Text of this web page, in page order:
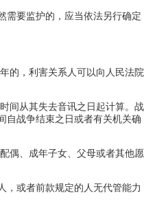
需要监护的，应当依法另行确定
的，利害关系人可以向人民法院
间从其失去音讯之日起计算。战
自战争结束之日或者有关机关确
偶、成年子女、父母或者其他愿
，或者前款规定的人无代管能力